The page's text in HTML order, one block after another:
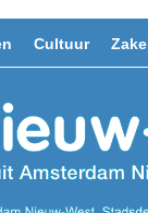
Cultuur